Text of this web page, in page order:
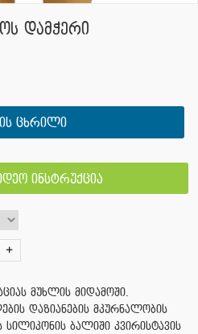
დამჭერი
ᲪᲮᲠᲘᲚᲘ
ინსტრუქცია
+
მუხლის მიდამოში.
დაზიანების მკურნალობის
სილიკონის ბალიში კვირისტავის